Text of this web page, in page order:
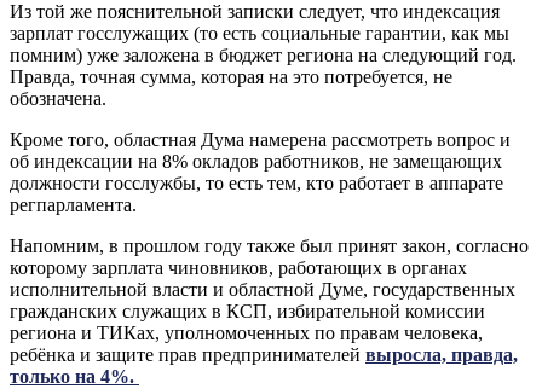
Из той же пояснительной записки следует, что индексация
зарплат госслужащих (то есть социальные гарантии, как мы
помним) уже заложена в бюджет региона на следующий год.
Правда, точная сумма, которая на это потребуется, не
обозначена.
Кроме того, областная Дума намерена рассмотреть вопрос и
об индексации на 8% окладов работников, не замещающих
должности госслужбы, то есть тем, кто работает в аппарате
регпарламента.
Напомним, в прошлом году также был принят закон, согласно
которому зарплата чиновников, работающих в органах
исполнительной власти и областной Думе, государственных
гражданских служащих в КСП, избирательной комиссии
региона и ТИКах, уполномоченных по правам человека,
ребёнка и защите прав предпринимателей выросла, правда,
только на 4%.